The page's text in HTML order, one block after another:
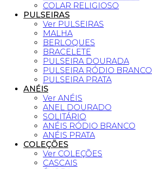
COLAR RELIGIOSO
PULSEIRAS
Ver PULSEIRAS
MALHA
BERLOQUES
BRACELETE
PULSEIRA DOURADA
PULSEIRA RÓDIO BRANCO
PULSEIRA PRATA
ANÉIS
Ver ANÉIS
ANEL DOURADO
SOLITÁRIO
ANÉIS RÓDIO BRANCO
ANÉIS PRATA
COLEÇÕES
Ver COLEÇÕES
CASCAIS